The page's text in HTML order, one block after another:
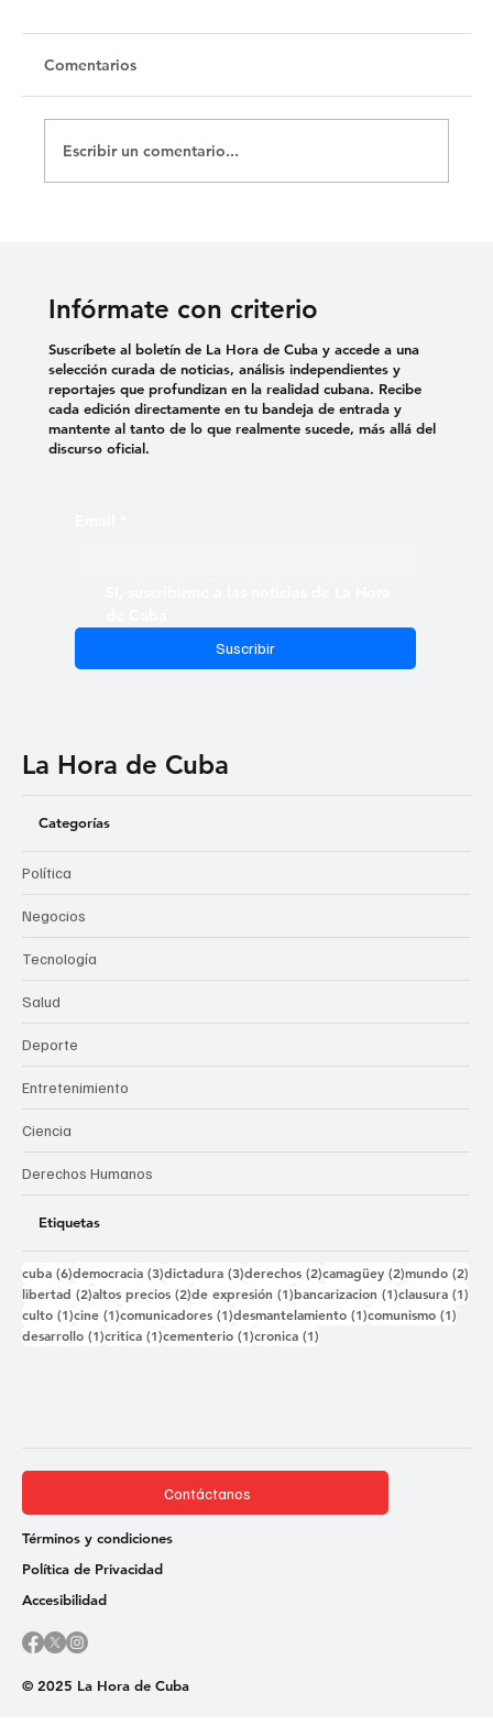
Comentarios
Escribir un comentario...
Infórmate con criterio
Suscribir
Suscríbete al boletín de La Hora de Cuba y accede a una
selección curada de noticias, análisis independientes y
reportajes que profundizan en la realidad cubana. Recibe
cada edición directamente en tu bandeja de entrada y
mantente al tanto de lo que realmente sucede, más allá del
discurso oficial.
La Hora de Cuba
Categorías
Política
Negocios
Tecnología
Salud
Deporte
Entretenimiento
Ciencia
Derechos Humanos
Etiquetas
cuba (6)6 entradas
democracia (3)3 entradas
dictadura (3)3 entradas
derechos (2)2 entradas
camagüey (2)2 entradas
mundo (2)
libertad (2)2 entradas
altos precios (2)2 entradas
de expresión (1)1 entrada
bancarizacion (1)1 entrada
clausura (1)
culto (1)1 entrada
cine (1)1 entrada
comunicadores (1)1 entrada
desmantelamiento (1)1 entrada
comunismo (1)
desarrollo (1)1 entrada
critica (1)1 entrada
cementerio (1)1 entrada
cronica (1)
© 2025 La Hora de Cuba
Contáctanos
Términos y condiciones
Política de Privacidad
Accesibilidad